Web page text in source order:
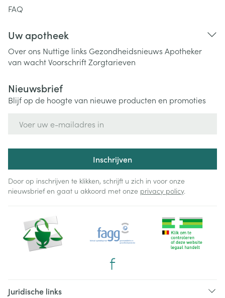
FAQ
Uw apotheek
Over ons Nuttige links Gezondheidsnieuws Apotheker
van wachtVoorschriftZorgtarieven
Nieuwsbrief
Blijf op de hoogte van nieuwe producten en promoties
Inschrijven
Door op inschrijven te klikken, schrijft u zich in voor onze
nieuwsbrief en gaat u akkoord met onze privacy policy.
Juridische links